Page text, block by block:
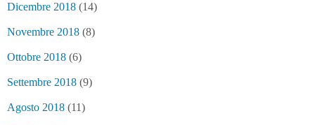
Dicembre 2018 (14)
Novembre 2018 (8)
Ottobre 2018 (6)
Settembre 2018 (9)
Agosto 2018 (11)